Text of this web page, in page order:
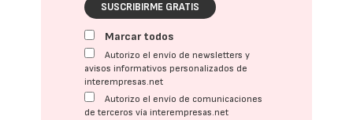
SUSCRIBIRME GRATIS
Marcar todos
Autorizo el envío de newsletters y
avisos informativos personalizados de
interempresas.net
Autorizo el envío de comunicaciones
de terceros vía interempresas.net